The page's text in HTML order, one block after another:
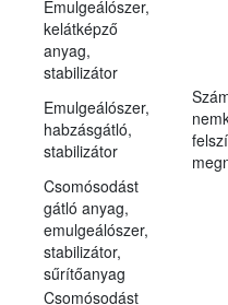
Emulgeálószer,
kelátképző
anyag,
stabilizátor
Emulgeálószer,
habzásgátló,
stabilizátor
Csomósodást
gátló anyag,
emulgeálószer,
stabilizátor,
sűrítőanyag
Csomósodást